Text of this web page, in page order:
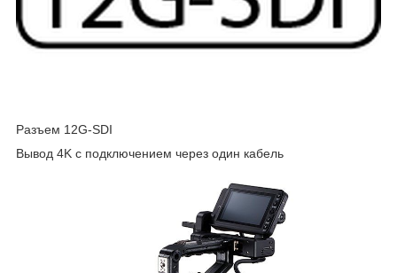
Разъем 12G-SDI
Вывод 4K с подключением через один кабель